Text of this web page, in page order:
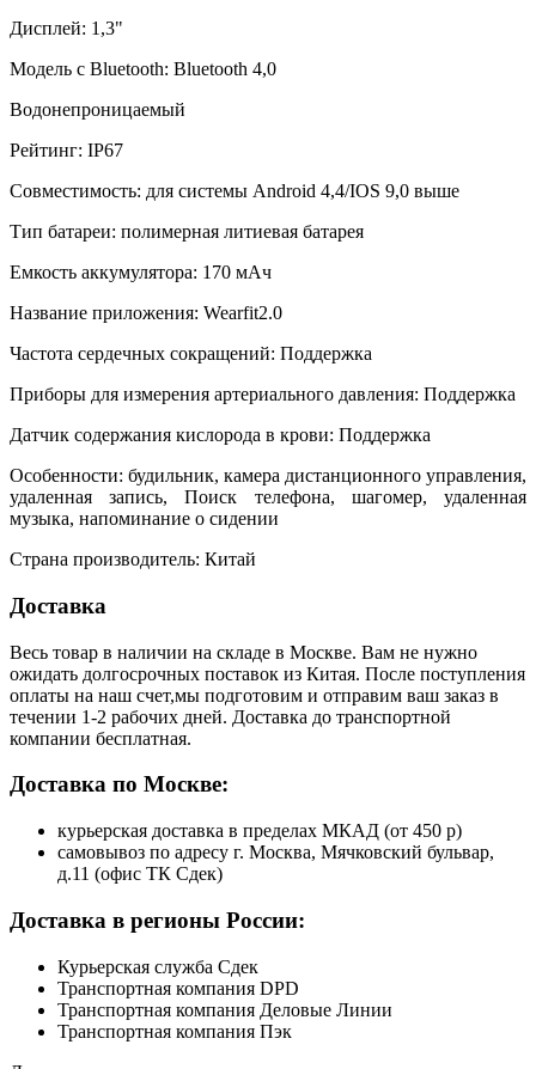
Дисплей: 1,3"
Модель с Bluetooth: Bluetooth 4,0
Водонепроницаемый
Рейтинг: IP67
Совместимость: для системы Android 4,4/IOS 9,0 выше
Тип батареи: полимерная литиевая батарея
Емкость аккумулятора: 170 мАч
Название приложения: Wearfit2.0
Частота сердечных сокращений: Поддержка
Приборы для измерения артериального давления: Поддержка
Датчик содержания кислорода в крови: Поддержка
Особенности: будильник, камера дистанционного управления,
удаленная запись, Поиск телефона, шагомер, удаленная
музыка, напоминание о сидении
Страна производитель: Китай
Доставка
Весь товар в наличии на складе в Москве. Вам не нужно
ожидать долгосрочных поставок из Китая. После поступления
оплаты на наш счет,мы подготовим и отправим ваш заказ в
течении 1-2 рабочих дней. Доставка до транспортной
компании бесплатная.
Доставка по Москве:
курьерская доставка в пределах МКАД (от 450 р)
самовывоз по адресу г. Москва, Мячковский бульвар,
д.11 (офис ТК Сдек)
Доставка в регионы России:
Курьерская служба Сдек
Транспортная компания DPD
Транспортная компания Деловые Линии
Транспортная компания Пэк